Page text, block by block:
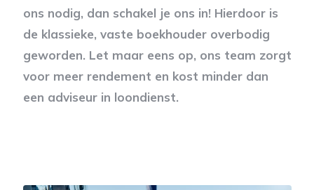
ons nodig, dan schakel je ons in! Hierdoor is
de klassieke, vaste boekhouder overbodig
geworden. Let maar eens op, ons team zorgt
voor meer rendement en kost minder dan
een adviseur in loondienst.